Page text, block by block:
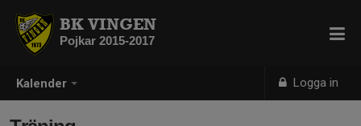
Kalender Logga in
BK VINGEN
Pojkar 2015-2017